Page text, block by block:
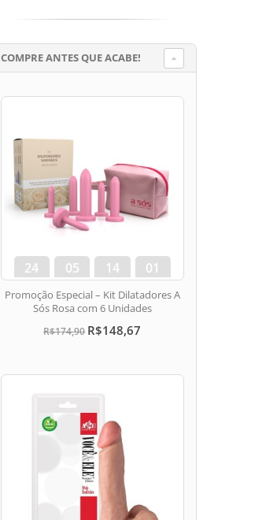
COMPRE ANTES QUE ACABE!
24
dias
05
hora
14
min
00
seg
Promoção Especial – Kit Dilatadores A
Sós Rosa com 6 Unidades
R$174,90 R$148,67